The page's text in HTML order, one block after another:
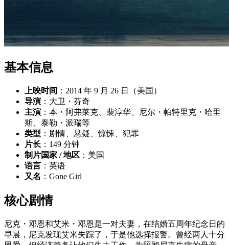
基本信息
上映时间 ：2014 年 9 月 26 日（美国）
导演 ：大卫・芬奇
主演 ：本・阿弗莱克、裴淳华、尼尔・帕特里克・哈里
斯、泰勒・派瑞等
类型 ：剧情、悬疑、惊悚、犯罪
片长 ：149 分钟
制片国家 / 地区 ：美国
语言 ：英语
又名 ：Gone Girl
核心剧情
尼克・邓恩和艾米・邓恩是一对夫妻，在结婚五周年纪念日的
早晨，尼克发现艾米失踪了，于是他选择报警。曾经两人十分